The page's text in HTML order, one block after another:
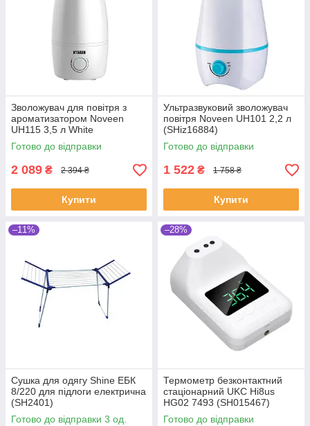
Зволожувач для повітря з
ароматизатором Noveen
UH115 3,5 л White
(SHiz16885)
Готово до відправки
2 089 ₴ 2 394 ₴
Купити
Ультразвуковий зволожувач
повітря Noveen UH101 2,2 л
(SHiz16884)
Готово до відправки
1 522 ₴ 1 758 ₴
Купити
–11%
Сушка для одягу Shine ЕБК
8/220 для підлоги електрична
(SH2401)
Готово до відправки 3 од.
–28%
Термометр безконтактний
стаціонарний UKC Hi8us
HG02 7493 (SH015467)
Готово до відправки